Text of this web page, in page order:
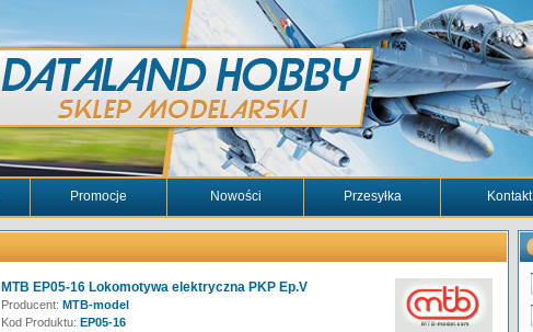
Promocje Nowości Przesyłka Kontakt
MTB EP05-16 Lokomotywa elektryczna PKP Ep.V
Producent: MTB-model
Kod Produktu: EP05-16